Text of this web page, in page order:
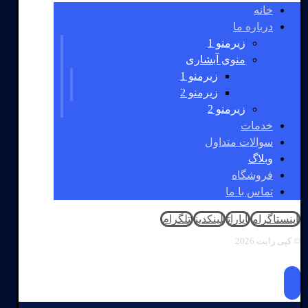
خانه
درباره ما
زیرمنو 1
منوی آبشاری
زیرمنو 1
زیرمنو 2
زیرمنو 2
خدمات
سوالات متداول
وبلاگ
فروشگاه
تماس با ما
اینستاگرام آپارات لینکدین تلگرام
© کپی رایت 2026